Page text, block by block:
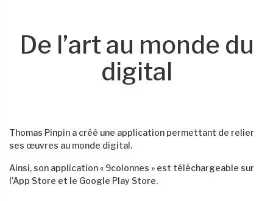
De l’art au monde du
digital
Thomas Pinpin a créé une application permettant de relier
ses œuvres au monde digital.
Ainsi, son application « 9colonnes » est téléchargeable sur
l’App Store et le Google Play Store.